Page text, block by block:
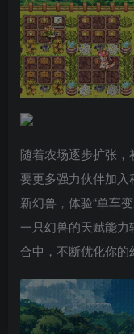
随着农场逐步扩张
要更多强力伙伴加
新幻兽，体验“单车
一只幻兽的天赋能
合中，不断优化你的